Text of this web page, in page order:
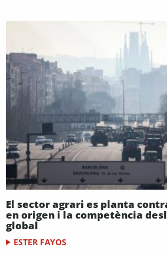
El sector agrari es planta
en origen i la competència
global
ESTER FAYOS